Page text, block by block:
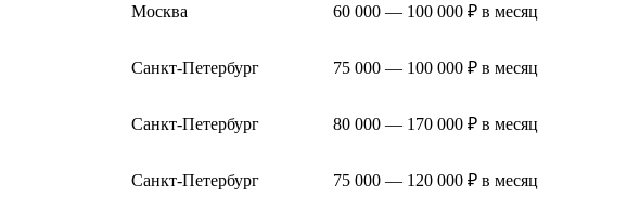
Москва 60 000 — 100 000 ₽ в месяц
Санкт-Петербург 75 000 — 100 000 ₽ в месяц
Санкт-Петербург 80 000 — 170 000 ₽ в месяц
Санкт-Петербург 75 000 — 120 000 ₽ в месяц